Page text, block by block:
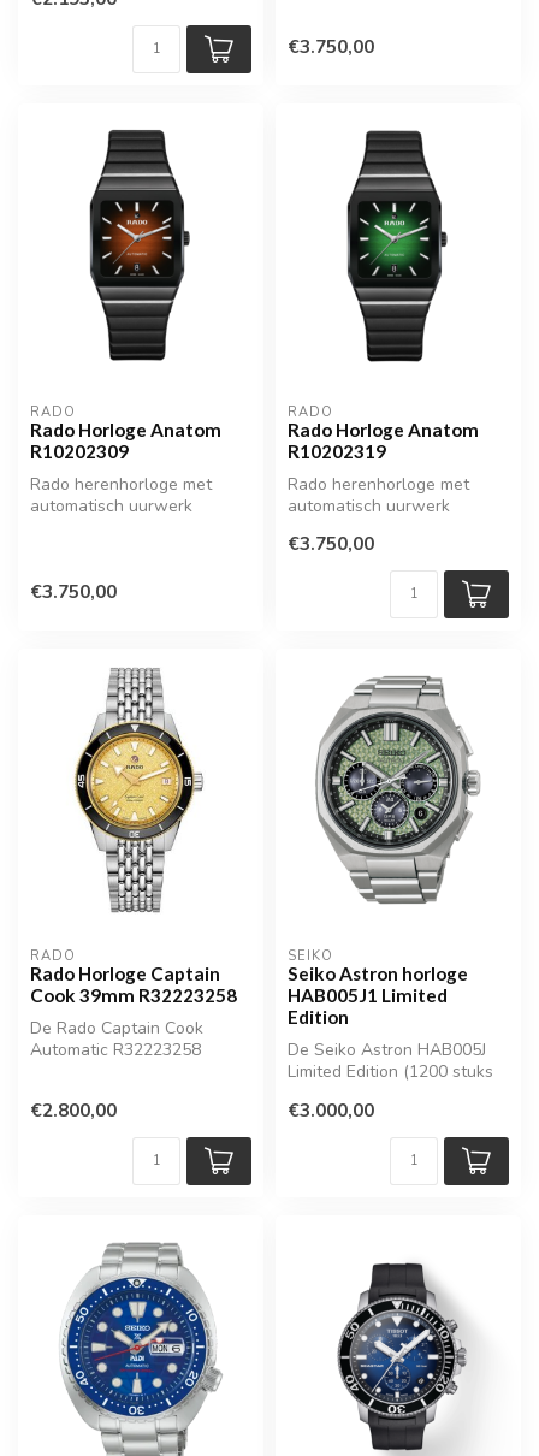
€3.750,00
RADO
Rado Horloge Anatom
R10202309
Rado herenhorloge met
automatisch uurwerk
€3.750,00
RADO
Rado Horloge Anatom
R10202319
Rado herenhorloge met
automatisch uurwerk
€3.750,00
RADO
Rado Horloge Captain
Cook 39mm R32223258
De Rado Captain Cook
Automatic R32223258
€2.800,00
SEIKO
Seiko Astron horloge
HAB005J1 Limited
Edition
De Seiko Astron HAB005J
Limited Edition (1200 stuks
geava...
€3.000,00